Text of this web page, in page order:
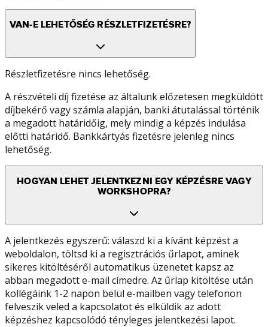
VAN-E LEHETŐSÉG RÉSZLETFIZETÉSRE?
Részletfizetésre nincs lehetőség.
A részvételi díj fizetése az általunk előzetesen megküldött
díjbekérő vagy számla alapján, banki átutalással történik
a megadott határidőig, mely mindig a képzés indulása
előtti határidő. Bankkártyás fizetésre jelenleg nincs
lehetőség.
HOGYAN LEHET JELENTKEZNI EGY KÉPZÉSRE VAGY
WORKSHOPRA?
A jelentkezés egyszerű: válaszd ki a kívánt képzést a
weboldalon, töltsd ki a regisztrációs űrlapot, aminek
sikeres kitöltéséről automatikus üzenetet kapsz az
abban megadott e-mail címedre. Az űrlap kitöltése után
kollégáink 1-2 napon belül e-mailben vagy telefonon
felveszik veled a kapcsolatot és elküldik az adott
képzéshez kapcsolódó tényleges jelentkezési lapot.